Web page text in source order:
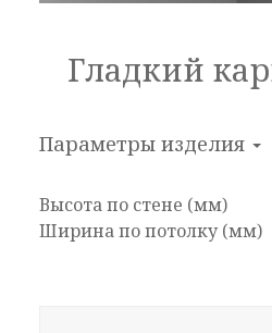
Гладкий
Параметры изделия
Высота по стене (мм)
Ширина по потолку (мм)